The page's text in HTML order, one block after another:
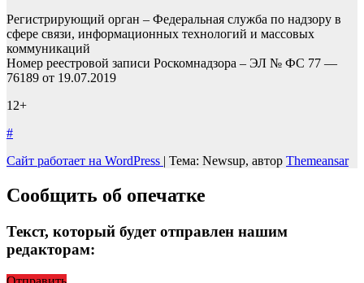
Регистрирующий орган – Федеральная служба по надзору в
сфере связи, информационных технологий и массовых
коммуникаций
Номер реестровой записи Роскомнадзора – ЭЛ № ФС 77 —
76189 от 19.07.2019
12+
#
Сайт работает на WordPress | Тема: Newsup, автор Themeansar
Сообщить об опечатке
Текст, который будет отправлен нашим
редакторам: